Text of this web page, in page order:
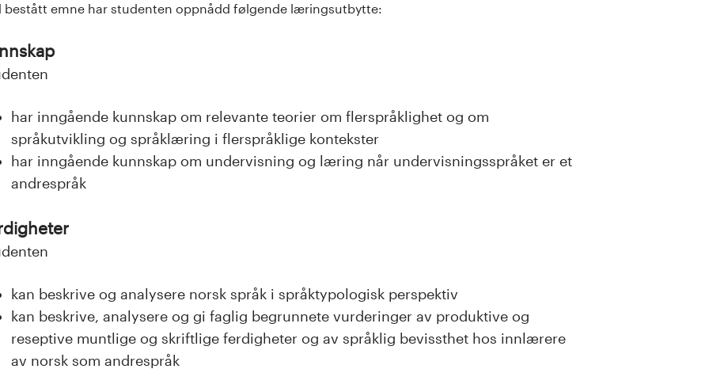
bestått emne har studenten oppnådd følgende læringsutbytte:
har inngående kunnskap om relevante teorier om flerspråklighet og om
språkutvikling og språklæring i flerspråklige kontekster
har inngående kunnskap om undervisning og læring når undervisningsspråket er et
andrespråk
kan beskrive og analysere norsk språk i språktypologisk perspektiv
kan beskrive, analysere og gi faglig begrunnete vurderinger av produktive og
reseptive muntlige og skriftlige ferdigheter og av språklig bevissthet hos innlærere
av norsk som andrespråk